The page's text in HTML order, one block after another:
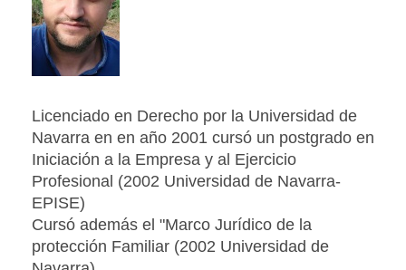
Licenciado en Derecho por la Universidad de
Navarra en en año 2001 cursó un postgrado en
Iniciación a la Empresa y al Ejercicio
Profesional (2002 Universidad de Navarra-
EPISE)
Cursó además el "Marco Jurídico de la
protección Familiar (2002 Universidad de